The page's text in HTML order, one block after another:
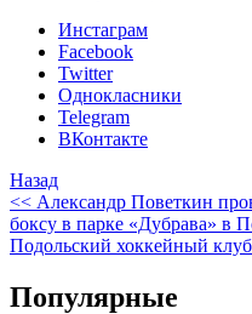
Инстаграм
Facebook
Twitter
Однокласники
Telegram
ВКонтакте
Назад
<< Александр Поветкин
боксу в парке «Дубрава» в
Подольский хоккейный
Популярные